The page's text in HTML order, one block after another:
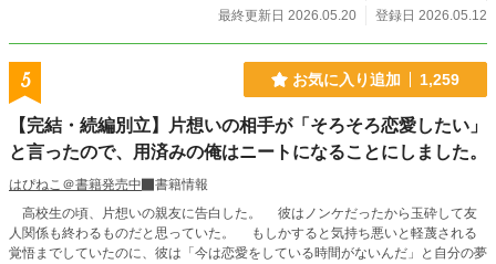
最終更新日 2026.05.20
登録日 2026.05.12
5 お気に入り追加 1,259
【完結・続編別立】片想いの相手が「そろそろ恋愛したい」
と言ったので、用済みの俺はニートになることにしました。
はぴねこ＠書籍発売中
書籍情報
高校生の頃、片想いの親友に告白した。 彼はノンケだったから玉砕して友
人関係も終わるものだと思っていた。 もしかすると気持ち悪いと軽蔑される
覚悟までしていたのに、彼は「今は恋愛をしている時間がないんだ」と自分の夢